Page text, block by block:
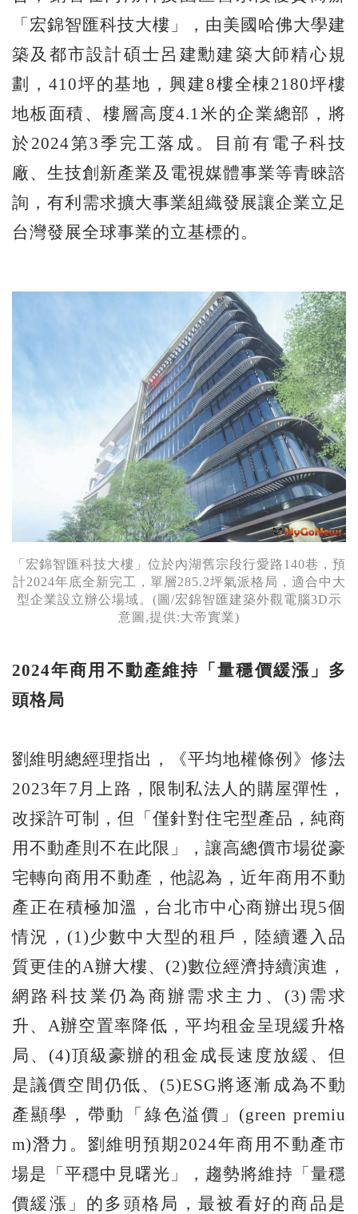
「宏錦智匯科技大樓」，由美國哈佛大學建
築及都市設計碩士呂建勳建築大師精心規
劃，410坪的基地，興建8樓全棟2180坪樓
地板面積、樓層高度4.1米的企業總部，將
於2024第3季完工落成。目前有電子科技
廠、生技創新產業及電視媒體事業等青睞諮
詢，有利需求擴大事業組織發展讓企業立足
台灣發展全球事業的立基標的。
「宏錦智匯科技大樓」位於內湖舊宗段行愛路140巷，預
計2024年底全新完工，單層285.2坪氣派格局，適合中大
型企業設立辦公場域。(圖/宏錦智匯建築外觀電腦3D示
意圖,提供:大帝實業)
2024年商用不動產維持「量穩價緩漲」多
頭格局
劉維明總經理指出，《平均地權條例》修法
2023年7月上路，限制私法人的購屋彈性，
改採許可制，但「僅針對住宅型產品，純商
用不動產則不在此限」，讓高總價市場從豪
宅轉向商用不動產，他認為，近年商用不動
產正在積極加溫，台北市中心商辦出現5個
情況，(1)少數中大型的租戶，陸續遷入品
質更佳的A辦大樓、(2)數位經濟持續演進，
網路科技業仍為商辦需求主力、(3)需求
升、A辦空置率降低，平均租金呈現緩升格
局、(4)頂級豪辦的租金成長速度放緩、但
是議價空間仍低、(5)ESG將逐漸成為不動
產顯學，帶動「綠色溢價」(green premiu
m)潛力。劉維明預期2024年商用不動產市
場是「平穩中見曙光」，趨勢將維持「量穩
價緩漲」的多頭格局，最被看好的商品是